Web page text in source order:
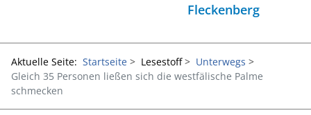
Fleckenberg
Aktuelle Seite: Startseite Lesestoff
Unterwegs
Gleich 35 Personen ließen sich die westfälische Palme
schmecken